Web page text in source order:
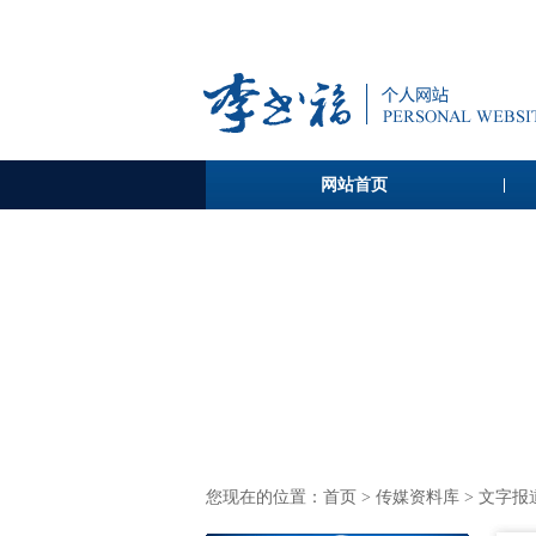
网站首页
您现在的位置： 首页 > 传媒资料库 > 文字报